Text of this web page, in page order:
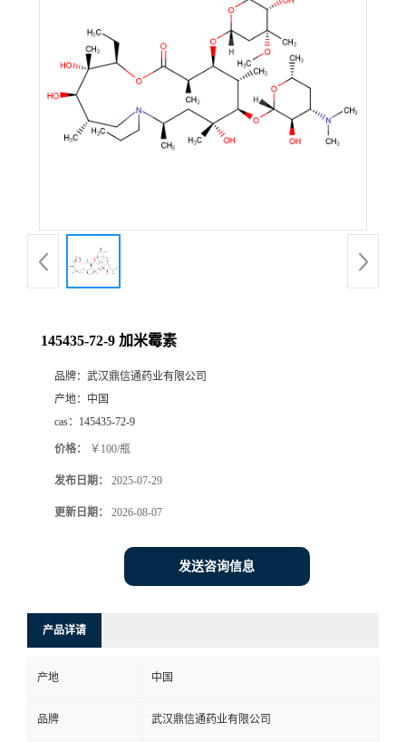
产
145435-72-9 加米霉素
品牌： 武汉鼎信通药业有限公司
产地： 中国
cas： 145435-72-9
价格： ￥100/瓶
发布日期： 2025-07-29
更新日期： 2026-08-07
发送咨询信息
产品详请
产地 中国
品牌 武汉鼎信通药业有限公司